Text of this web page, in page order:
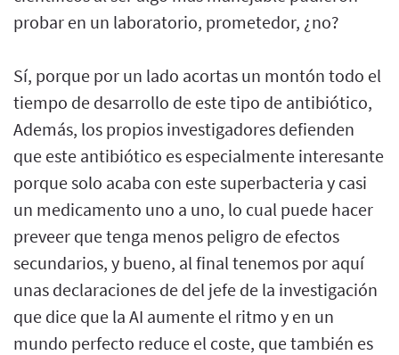
probar en un laboratorio, prometedor, ¿no?
Sí, porque por un lado acortas un montón todo el
tiempo de desarrollo de este tipo de antibiótico,
Además, los propios investigadores defienden
que este antibiótico es especialmente interesante
porque solo acaba con este superbacteria y casi
un medicamento uno a uno, lo cual puede hacer
preveer que tenga menos peligro de efectos
secundarios, y bueno, al final tenemos por aquí
unas declaraciones de del jefe de la investigación
que dice que la AI aumente el ritmo y en un
mundo perfecto reduce el coste, que también es